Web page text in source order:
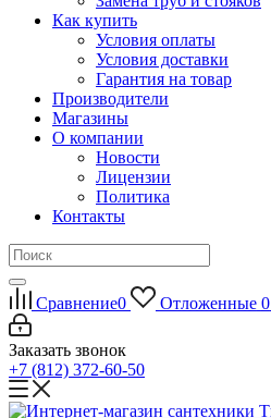
Как купить
Условия оплаты
Условия доставки
Гарантия на товар
Производители
Магазины
О компании
Новости
Лицензии
Политика
Контакты
Сравнение0 Отложенные 0
Заказать звонок
+7 (812) 372-60-50